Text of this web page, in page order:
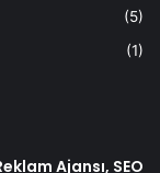
(5)
(1)
Ajansı, SEO